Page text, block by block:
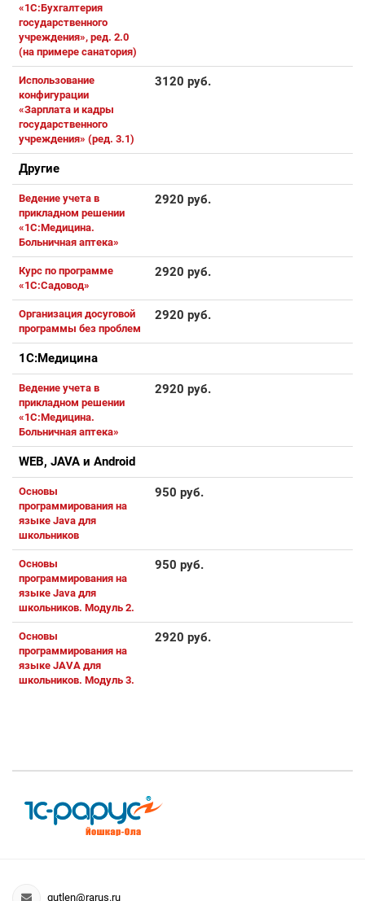
«1С:Бухгалтерия
государственного
учреждения», ред. 2.0
(на примере санатория)
Использование
конфигурации
«Зарплата и кадры
государственного
учреждения» (ред. 3.1)
3120 руб.
Другие
Ведение учета в
прикладном решении
«1С:Медицина.
Больничная аптека»
2920 руб.
Курс по программе
«1С:Садовод»
2920 руб.
Организация досуговой
программы без проблем
2920 руб.
1С:Медицина
Ведение учета в
прикладном решении
«1С:Медицина.
Больничная аптека»
2920 руб.
WEB, JAVA и Android
Основы
программирования на
языке Java для
школьников
950 руб.
Основы
программирования на
языке Java для
школьников. Модуль 2.
950 руб.
Основы
программирования на
языке JAVA для
школьников. Модуль 3.
2920 руб.
gutlen@rarus.ru